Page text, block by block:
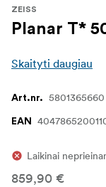
ZEISS
Planar T*
Skaityti daugiau
Art.nr. 5801365660
EAN
Laikinai
859,90 €